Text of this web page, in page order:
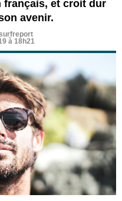
français, et croit dur
avenir.
à 18h21